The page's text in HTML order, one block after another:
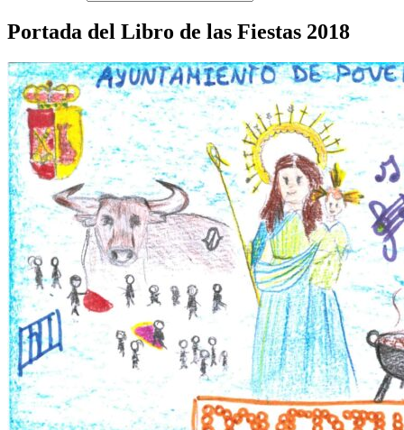
Portada del Libro de las Fiestas 2018